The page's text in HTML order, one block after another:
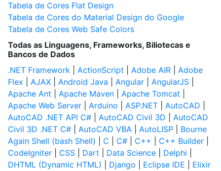
Tabela de Cores Flat Design
Tabela de Cores do Material Design do Google
Tabela de Cores Web Safe Colors
Todas as Linguagens, Frameworks, Biliotecas e
Bancos de Dados
.NET Framework
ActionScript Adobe AIR
Adobe
Flex
AJAX Android Java Angular AngularJS
Apache Ant
Apache Maven Apache Tomcat
Apache Web Server
Arduino ASP.NET AutoCAD
AutoCAD .NET API C#
AutoCAD Civil 3D
AutoCAD
Civil 3D .NET C#
AutoCAD VBA AutoLISP
Bourne
Again Shell (bash Shell)
C C# C++ C++ Builder
CodeIgniter
CSS Dart Data Science Delphi
DHTML (Dynamic HTML)
Django Eclipse IDE
Elixir